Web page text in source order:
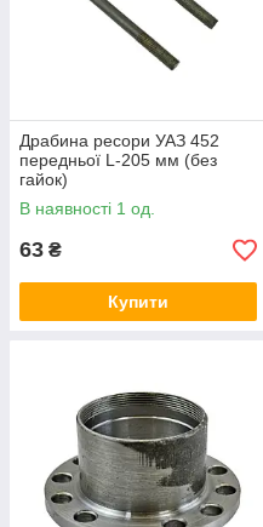
Драбина ресори УАЗ 452
передньої L-205 мм (без
гайок)
В наявності 1 од.
63 ₴
Купити